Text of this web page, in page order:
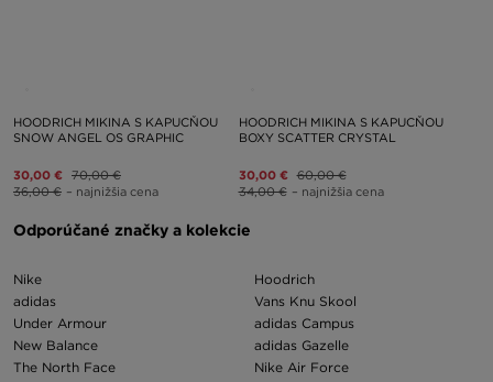
HOODRICH MIKINA S KAPUCŇOU
SNOW ANGEL OS GRAPHIC
30,00 € 70,00 €
36,00 € – najnižšia cena
HOODRICH MIKINA S KAPUCŇOU
BOXY SCATTER CRYSTAL
30,00 € 60,00 €
34,00 € – najnižšia cena
Odporúčané značky a kolekcie
Nike
adidas
Under Armour
New Balance
The North Face
Hoodrich
Vans Knu Skool
adidas Campus
adidas Gazelle
Nike Air Force